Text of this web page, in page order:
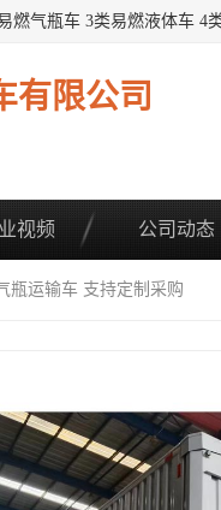
有限公司
视频 公司动态
瓶运输车 支持定制采购